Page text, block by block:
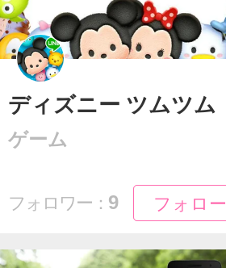
ディズニー ツムツム
ゲーム
フォロー
フォロー
フォロワー： 9